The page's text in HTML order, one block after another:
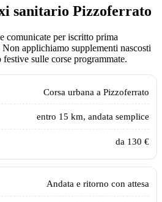
sanitario Pizzoferrato
e comunicate per iscritto prima
applichiamo supplementi nascosti
sulle corse programmate.
del taxi sanitario Assistiamo Te a
Corsa urbana a Pizzoferrato
entro 15 km, andata semplice
da 130 €
Andata e ritorno con attesa